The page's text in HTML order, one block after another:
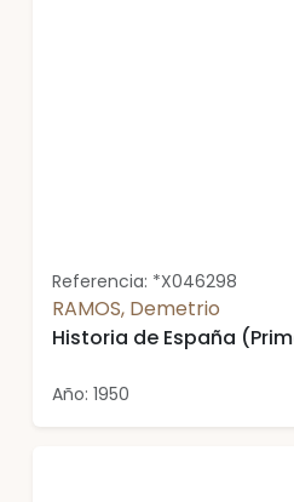
Referencia: *X046298
RAMOS, Demetrio
Historia de España
Año: 1950